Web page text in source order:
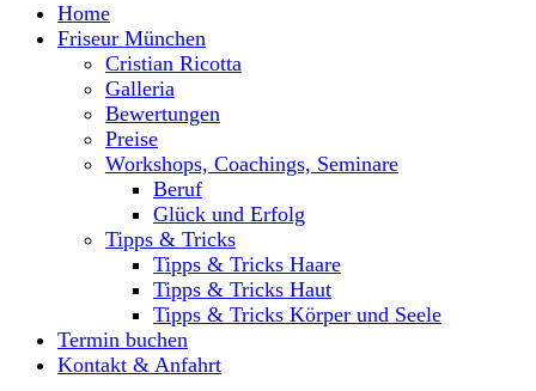
Home
Friseur München
Cristian Ricotta
Galleria
Bewertungen
Preise
Workshops, Coachings, Seminare
Beruf
Glück und Erfolg
Tipps & Tricks
Tipps & Tricks Haare
Tipps & Tricks Haut
Tipps & Tricks Körper und Seele
Termin buchen
Kontakt & Anfahrt